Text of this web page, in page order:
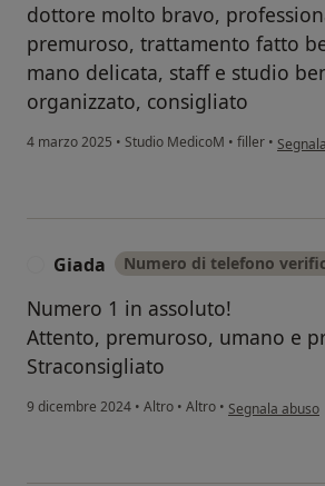
dottore molto bravo,
premuroso, trattamento fatto
mano delicata, staff e studio
organizzato, consigliato
4 marzo 2025 • Studio MedicoM • filler •
Giada Numero di telefono
Numero 1 in assoluto!
Attento, premuroso, umano e
Straconsigliato
9 dicembre 2024 • Altro • Altro • secondo
Segnala abuso